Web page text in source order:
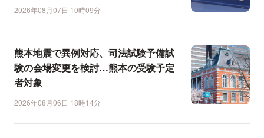
2026年08月07日 10時09分
熊本地震で異例対応、司法試験予備試
験の会場変更を検討…熊本の受験予定
者対象
2026年08月06日 18時14分